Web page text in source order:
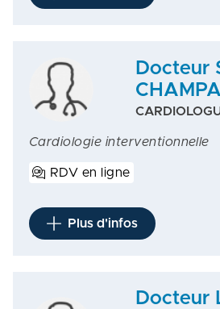
Docteur
Cardiologie interventionnelle
RDV en ligne
Plus d'infos
Docteur